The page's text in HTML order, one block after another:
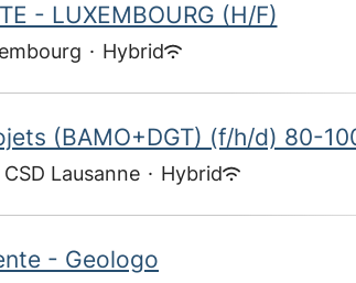
- LUXEMBOURG (H/F)
· Hybrid
(BAMO+DGT) (f/h/d) 80-
CSD Lausanne · Hybrid
- Geologo